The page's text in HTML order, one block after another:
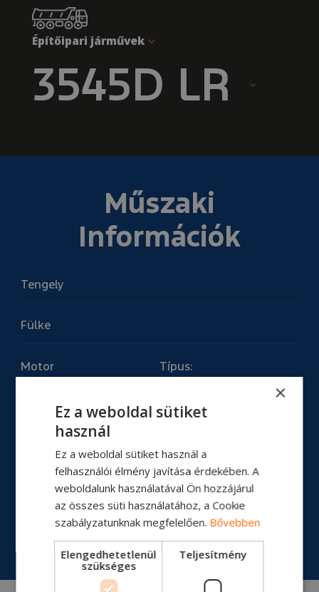
Építőipari járművek
3545D LR
Műszaki
Információk
Tengely
Fülke
Motor
Típus:
Erőátvitel
Tengelytáv
×
Ez a weboldal sütiket
használ
Ez a weboldal sütiket használ a
felhasználói élmény javítása érdekében. A
weboldalunk használatával Ön hozzájárul
az összes süti használatához, a Cookie
szabályzatunknak megfelelően. Bővebben
Elengedhetetlenül
szükséges
Teljesítmény